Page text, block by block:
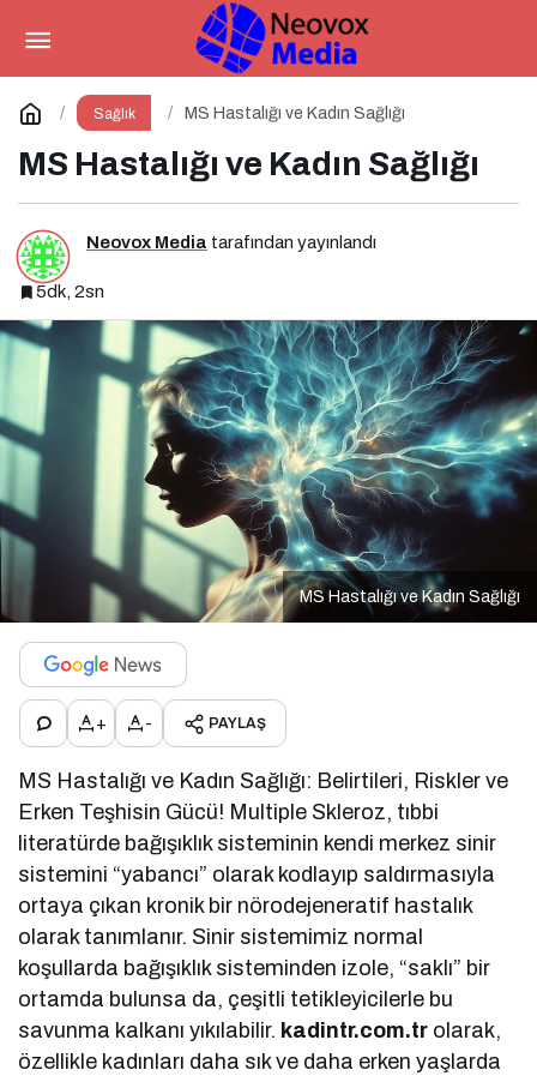
Sağlık MS Hastalığı ve Kadın Sağlığı
MS Hastalığı ve Kadın Sağlığı
Neovox Media tarafından yayınlandı
5dk, 2sn
MS Hastalığı ve Kadın Sağlığı
+ - PAYLAŞ
MS Hastalığı ve Kadın Sağlığı: Belirtileri, Riskler ve
Erken Teşhisin Gücü! Multiple Skleroz, tıbbi
literatürde bağışıklık sisteminin kendi merkez sinir
sistemini “yabancı” olarak kodlayıp saldırmasıyla
ortaya çıkan kronik bir nörodejeneratif hastalık
olarak tanımlanır. Sinir sistemimiz normal
koşullarda bağışıklık sisteminden izole, “saklı” bir
ortamda bulunsa da, çeşitli tetikleyicilerle bu
savunma kalkanı yıkılabilir. kadintr.com.tr olarak,
özellikle kadınları daha sık ve daha erken yaşlarda
Diyet Yaparken Tartı Neden
Bazen Hiç Oynamaz?
Yorum Yap